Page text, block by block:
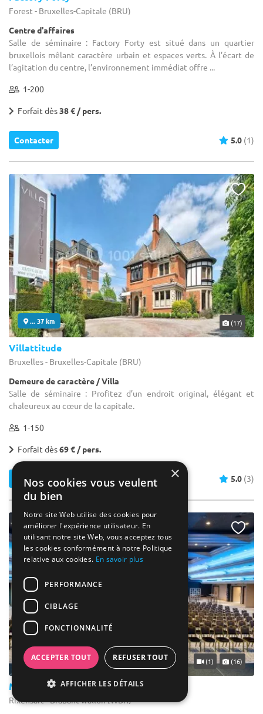
Forest - Bruxelles-Capitale (BRU)
Centre d'affaires
Salle de séminaire : Factory Forty est situé dans un quartier
bruxellois mêlant caractère urbain et espaces verts. À l’écart de
l’agitation du centre, l’environnement immédiat offre ...
1-200
Forfait dès38 € / pers.
Contacter 5.0 (1)
... 37 km (17)
Villattitude
Bruxelles - Bruxelles-Capitale (BRU)
Demeure de caractère / Villa
Salle de séminaire : Profitez d’un endroit original, élégant et
chaleureux au cœur de la capitale.
1-150
Forfait dès69 € / pers.
Contacter 5.0 (3)
... 37 km (1) (16)
Martin's Château du Lac
Rixensart - Brabant wallon (WBR)
×
Nos cookies vous veulent
du bien
Notre site Web utilise des cookies pour
améliorer l'expérience utilisateur. En
utilisant notre site Web, vous acceptez tous
les cookies conformément à notre Politique
relative aux cookies. En savoir plus
PERFORMANCE
CIBLAGE
FONCTIONNALITÉ
ACCEPTER TOUT REFUSER TOUT
AFFICHER LES DÉTAILS